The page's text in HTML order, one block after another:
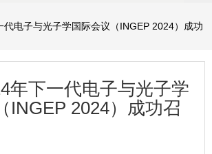
电子与光子学国际会议（INGEP 2024）成功
年下一代电子与光子学
INGEP 2024）成功召